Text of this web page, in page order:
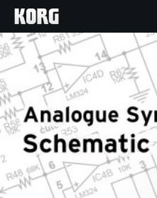
Inicio
Productos
Características
Eventos